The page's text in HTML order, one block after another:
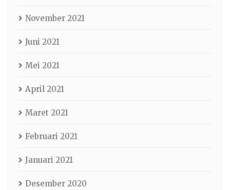
November 2021
Juni 2021
Mei 2021
April 2021
Maret 2021
Februari 2021
Januari 2021
Desember 2020